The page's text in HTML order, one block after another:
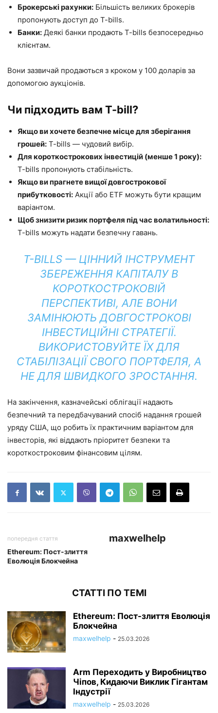
Брокерські рахунки: Більшість великих брокерів
пропонують доступ до T-bills.
Банки: Деякі банки продають T-bills безпосередньо
клієнтам.
Вони зазвичай продаються з кроком у 100 доларів за
допомогою аукціонів.
Чи підходить вам T-bill?
Якщо ви хочете безпечне місце для зберігання
грошей: T-bills — чудовий вибір.
Для короткострокових інвестицій (менше 1 року):
T-bills пропонують стабільність.
Якщо ви прагнете вищої довгострокової
прибутковості: Акції або ETF можуть бути кращим
варіантом.
Щоб знизити ризик портфеля під час волатильності:
T-bills можуть надати безпечну гавань.
T-BILLS — ЦІННИЙ ІНСТРУМЕНТ
ЗБЕРЕЖЕННЯ КАПІТАЛУ В
КОРОТКОСТРОКОВІЙ
ПЕРСПЕКТИВІ, АЛЕ ВОНИ
ЗАМІНЮЮТЬ ДОВГОСТРОКОВІ
ІНВЕСТИЦІЙНІ СТРАТЕГІЇ.
ВИКОРИСТОВУЙТЕ ЇХ ДЛЯ
СТАБІЛІЗАЦІЇ СВОГО ПОРТФЕЛЯ, А
НЕ ДЛЯ ШВИДКОГО ЗРОСТАННЯ.
На закінчення, казначейські облігації надають
безпечний та передбачуваний спосіб надання грошей
уряду США, що робить їх практичним варіантом для
інвесторів, які віддають пріоритет безпеки та
короткостроковим фінансовим цілям.
попередня стаття
Ethereum: Пост-злиття
Еволюція Блокчейна
maxwelhelp
СТАТТІ ПО ТЕМІ
Ethereum: Пост-злиття Еволюція
Блокчейна
maxwelhelp - 25.03.2026
Arm Переходить у Виробництво
Чіпов, Кидаючи Виклик Гігантам
Індустрії
maxwelhelp - 25.03.2026